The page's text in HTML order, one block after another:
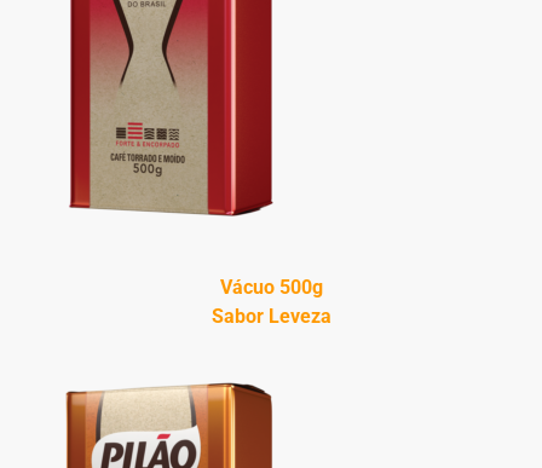
Vácuo 500g
Sabor Leveza